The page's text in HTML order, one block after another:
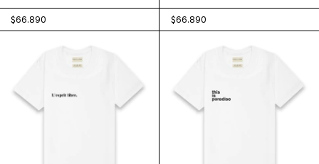
$66.890 $66.890